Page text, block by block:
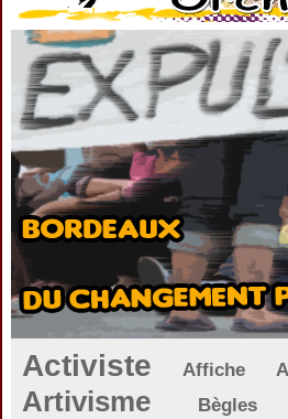
Activiste Affiche
Artivisme Bègles